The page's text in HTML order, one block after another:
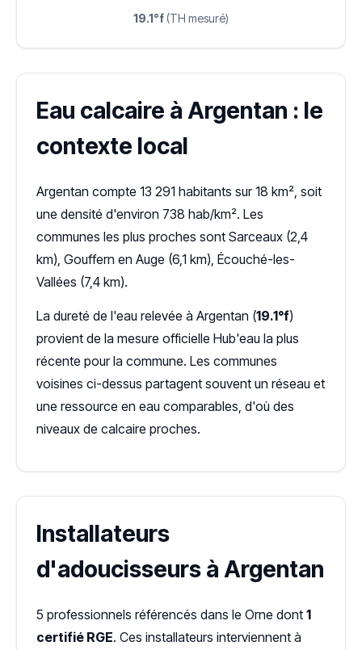
19.1°f (TH mesuré)
Eau calcaire à Argentan : le
contexte local
Argentan compte 13 291 habitants sur 18 km², soit
une densité d'environ 738 hab/km². Les
communes les plus proches sont Sarceaux (2,4
km), Gouffern en Auge (6,1 km), Écouché-les-
Vallées (7,4 km).
La dureté de l'eau relevée à Argentan (19.1°f)
provient de la mesure officielle Hub'eau la plus
récente pour la commune. Les communes
voisines ci-dessus partagent souvent un réseau et
une ressource en eau comparables, d'où des
niveaux de calcaire proches.
Installateurs
d'adoucisseurs à Argentan
5 professionnels référencés dans le Orne dont 1
certifié RGE. Ces installateurs interviennent à